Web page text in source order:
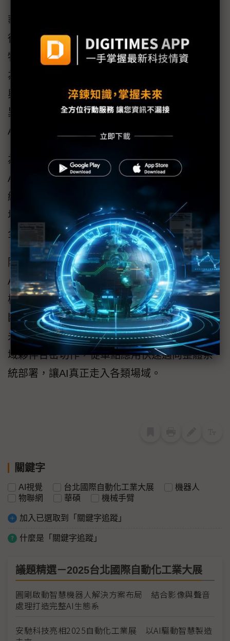
華碩AISVision與旗下硬體解決方案的應用，已
從製造業產線的瑕疵檢測環節，擴展至零售、
物流與餐飲等營運場域。以Crown Digital的Ella
為例，機器人咖啡師除了能即時偵測杯具數量
與咖啡液面，更可透過AI回報補貨需求與設備
異常，降低人力巡檢負擔；在物流領域，
AISVision則支援箱件辨識與無人搬運等作業。
為加速AI視覺技術普及，華碩也推出雲端版本
AISVision 365，提供註冊即用、免GPU設備的
線上模型訓練與支援Windows和Linux雙系統的
地端部署服務，並結合華碩自有Edge AI平台，
全面覆蓋雲到端等各環節。
隨著軟硬體整合與生態系串接日趨成熟，
AISVision正從檢測輔助工具進化為智慧營運的
核心引擎，使機械手臂具備例外處理與自主判
斷能力，邁向更高層級的彈性與無人化營運。
未來，華碩將持續強化產業生態系，並與各領
域夥伴合密切作，從單點應用快速邁向整體系
統部署，讓AI真正走入各類場域。
關鍵字
AI視覺 台北國際自動化工業大展
機器人
物聯網
華碩 機械手臂
加入已選取到「關鍵字追蹤」
什麼是「關鍵字追蹤」
議題精選－2025台北國際自動化工業大展
圓剛啟動智慧機器人解決方案布局 結合影像與聲音
處理打造完整AI生態系
安馳科技亮相2025自動化工業展 以AI驅動智慧製造